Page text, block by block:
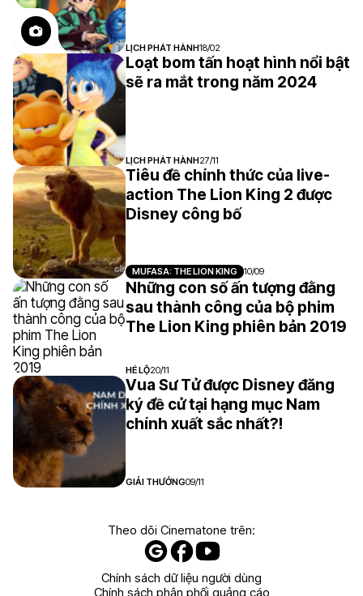
LỊCH PHÁT HÀNH18/02
Loạt bom tấn hoạt hình nổi bật
sẽ ra mắt trong năm 2024
LỊCH PHÁT HÀNH27/11
Tiêu đề chính thức của live-
action The Lion King 2 được
Disney công bố
MUFASA: THE LION KING 10/09
Những con số ấn tượng đằng
sau thành công của bộ phim
The Lion King phiên bản 2019
HÉ LỘ20/11
Vua Sư Tử được Disney đăng
ký đề cử tại hạng mục Nam
chính xuất sắc nhất?!
GIẢI THƯỞNG09/11
Theo dõi Cinematone trên:
Chính sách dữ liệu người dùng
Chính sách phân phối quảng cáo